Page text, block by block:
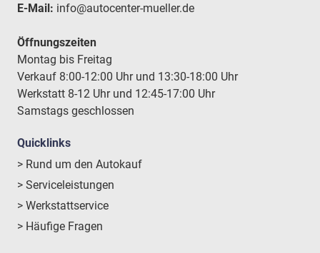
E-Mail: info@autocenter-mueller.de
Öffnungszeiten
Montag bis Freitag
Verkauf 8:00-12:00 Uhr und 13:30-18:00 Uhr
Werkstatt 8-12 Uhr und 12:45-17:00 Uhr
Samstags geschlossen
Quicklinks
> Rund um den Autokauf
> Serviceleistungen
> Werkstattservice
> Häufige Fragen